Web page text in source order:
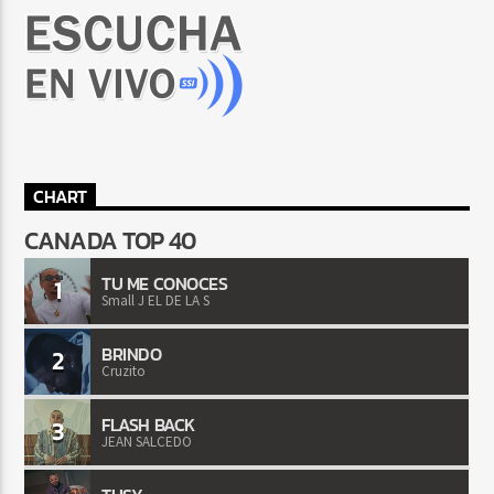
CHART
CANADA TOP 40
1 TU ME CONOCES
Small J EL DE LA S
2 BRINDO
Cruzito
3 FLASH BACK
JEAN SALCEDO